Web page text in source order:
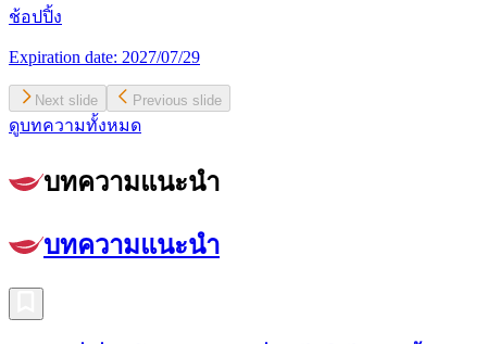
ช้อปปิ้ง
Expiration date: 2027/07/29
Next slide Previous slide
ดูบทความทั้งหมด
บทความแนะนำ
บทความแนะนำ